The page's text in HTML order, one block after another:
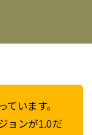
ています。
ョンが1.0だ